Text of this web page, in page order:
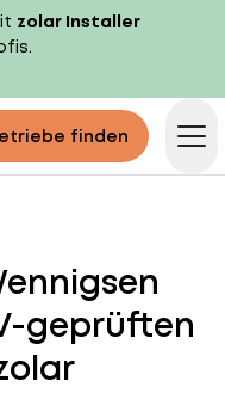
zolar Installer
finden
geprüften